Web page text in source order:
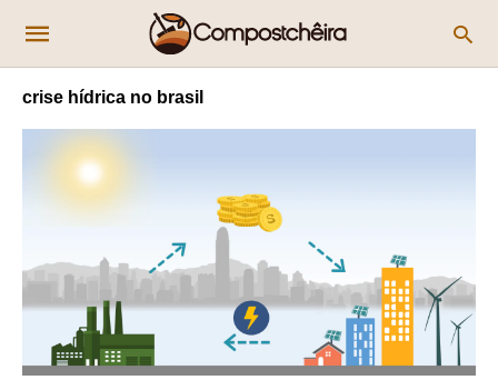
crise hídrica no brasil